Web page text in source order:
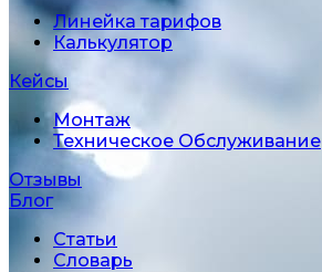
Линейка тарифов
Калькулятор
Кейсы
Монтаж
Техническое Обслуживание
Отзывы
Блог
Статьи
Словарь